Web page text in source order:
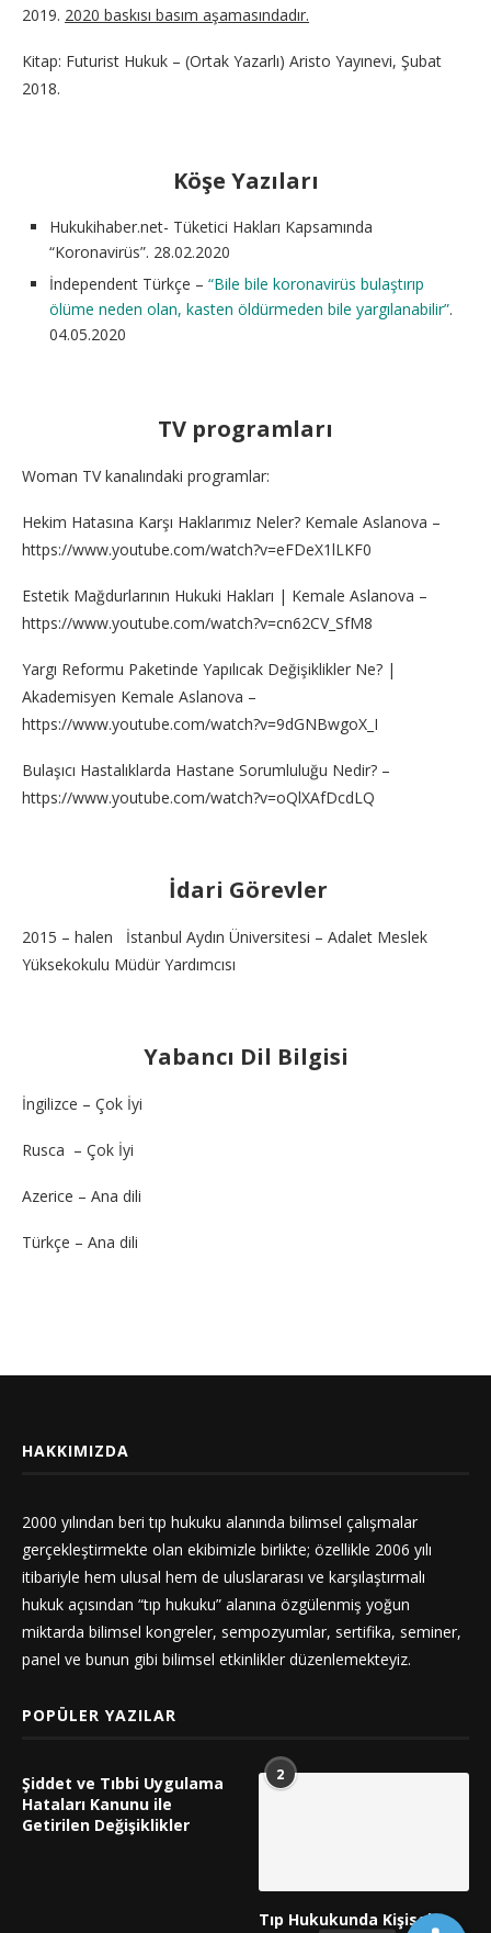
2019. 2020 baskısı basım aşamasındadır.
Kitap: Futurist Hukuk – (Ortak Yazarlı) Aristo Yayınevi, Şubat
2018.
Köşe Yazıları
Hukukihaber.net- Tüketici Hakları Kapsamında
“Koronavirüs”. 28.02.2020
İndependent Türkçe – “Bile bile koronavirüs bulaştırıp
ölüme neden olan, kasten öldürmeden bile yargılanabilir”.
04.05.2020
TV programları
Woman TV kanalındaki programlar:
Hekim Hatasına Karşı Haklarımız Neler? Kemale Aslanova –
https://www.youtube.com/watch?v=eFDeX1lLKF0
Estetik Mağdurlarının Hukuki Hakları | Kemale Aslanova –
https://www.youtube.com/watch?v=cn62CV_SfM8
Yargı Reformu Paketinde Yapılıcak Değişiklikler Ne? |
Akademisyen Kemale Aslanova –
https://www.youtube.com/watch?v=9dGNBwgoX_I
Bulaşıcı Hastalıklarda Hastane Sorumluluğu Nedir? –
https://www.youtube.com/watch?v=oQlXAfDcdLQ
İdari Görevler
2015 – halen İstanbul Aydın Üniversitesi – Adalet Meslek
Yüksekokulu Müdür Yardımcısı
Yabancı Dil Bilgisi
İngilizce – Çok İyi
Rusca – Çok İyi
Azerice – Ana dili
Türkçe – Ana dili
HAKKIMIZDA
2000 yılından beri tıp hukuku alanında bilimsel çalışmalar
gerçekleştirmekte olan ekibimizle birlikte; özellikle 2006 yılı
itibariyle hem ulusal hem de uluslararası ve karşılaştırmalı
hukuk açısından “tıp hukuku” alanına özgülenmiş yoğun
miktarda bilimsel kongreler, sempozyumlar, sertifika, seminer,
panel ve bunun gibi bilimsel etkinlikler düzenlemekteyiz.
POPÜLER YAZILAR
Şiddet ve Tıbbi Uygulama
Hataları Kanunu ile
Getirilen Değişiklikler
2
Tıp Hukukunda Kişisel